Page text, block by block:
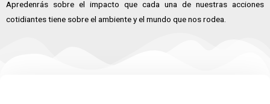
Apredenrás sobre el impacto que cada una de nuestras acciones
cotidiantes tiene sobre el ambiente y el mundo que nos rodea.